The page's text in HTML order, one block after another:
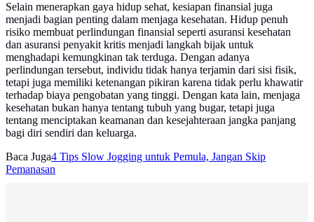
Selain menerapkan gaya hidup sehat, kesiapan finansial juga
menjadi bagian penting dalam menjaga kesehatan. Hidup penuh
risiko membuat perlindungan finansial seperti asuransi kesehatan
dan asuransi penyakit kritis menjadi langkah bijak untuk
menghadapi kemungkinan tak terduga. Dengan adanya
perlindungan tersebut, individu tidak hanya terjamin dari sisi fisik,
tetapi juga memiliki ketenangan pikiran karena tidak perlu khawatir
terhadap biaya pengobatan yang tinggi. Dengan kata lain, menjaga
kesehatan bukan hanya tentang tubuh yang bugar, tetapi juga
tentang menciptakan keamanan dan kesejahteraan jangka panjang
bagi diri sendiri dan keluarga.
Baca Juga4 Tips Slow Jogging untuk Pemula, Jangan Skip
Pemanasan